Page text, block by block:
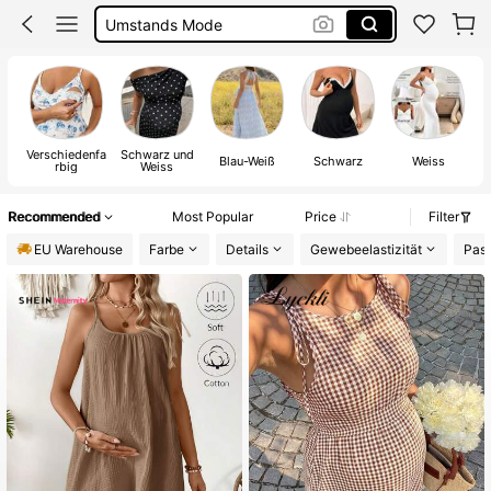
Schwangerschaftskleidung
Verschiedenfa
rbig
Schwarz und
Weiss Blau-Weiß Schwarz Weiss
Recommended Most Popular Price
Filter
EU Warehouse
Farbe Details Gewebeelastizität